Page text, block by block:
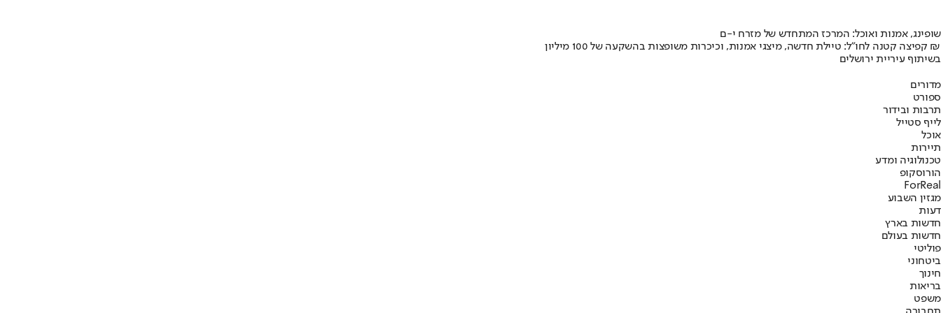
שופינג, אמנות ואוכל: המרכז המתחדש של מזרח י-ם
קפיצה קטנה לחו"ל: טיילת חדשה, מיצגי אמנות, וכיכרות משופצות בהשקעה של 100 מיליון ₪
בשיתוף עיריית ירושלים
מדורים
ספורט
תרבות ובידור
לייף סטייל
אוכל
תיירות
טכנולוגיה ומדע
הורוסקופ
ForReal
מגזין השבוע
דעות
חדשות בארץ
חדשות בעולם
פוליטי
ביטחוני
חינוך
בריאות
משפט